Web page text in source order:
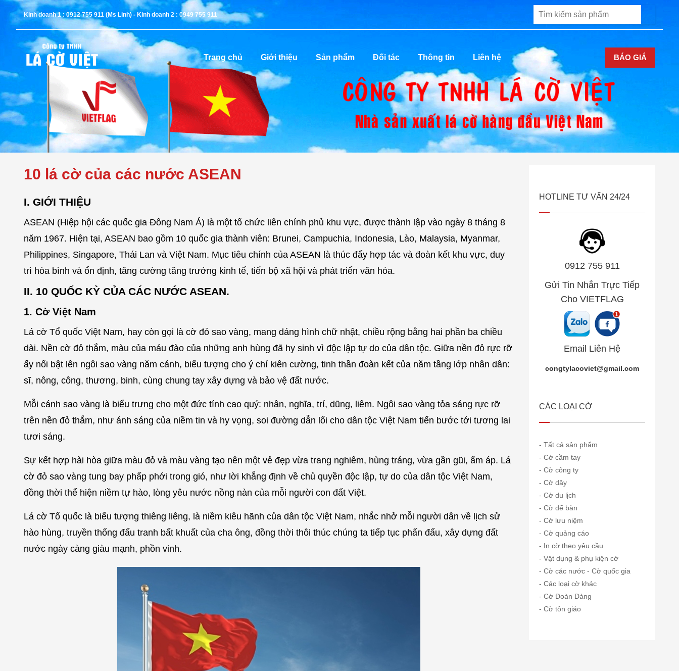
Kinh doanh 1 : 0912 755 911 (Ms Linh) - Kinh doanh 2 : 0949 755 911
Trang chủ Giới thiệu Sản phẩm Đối tác Thông tin Liên hệ BÁO GIÁ
10 lá cờ của các nước ASEAN
I. GIỚI THIỆU
ASEAN (Hiệp hội các quốc gia Đông Nam Á) là một tổ chức liên chính phủ khu vực, được thành lập vào ngày 8 tháng 8
năm 1967. Hiện tại, ASEAN bao gồm 10 quốc gia thành viên: Brunei, Campuchia, Indonesia, Lào, Malaysia, Myanmar,
Philippines, Singapore, Thái Lan và Việt Nam. Mục tiêu chính của ASEAN là thúc đẩy hợp tác và đoàn kết khu vực, duy
trì hòa bình và ổn định, tăng cường tăng trưởng kinh tế, tiến bộ xã hội và phát triển văn hóa.
II. 10 QUỐC KỲ CỦA CÁC NƯỚC ASEAN.
1. Cờ Việt Nam
Lá cờ Tổ quốc Việt Nam, hay còn gọi là cờ đỏ sao vàng, mang dáng hình chữ nhật, chiều rộng bằng hai phần ba chiều
dài. Nền cờ đỏ thắm, màu của máu đào của những anh hùng đã hy sinh vì độc lập tự do của dân tộc. Giữa nền đỏ rực rỡ
ấy nổi bật lên ngôi sao vàng năm cánh, biểu tượng cho ý chí kiên cường, tinh thần đoàn kết của năm tầng lớp nhân dân:
sĩ, nông, công, thương, binh, cùng chung tay xây dựng và bảo vệ đất nước.
Mỗi cánh sao vàng là biểu trưng cho một đức tính cao quý: nhân, nghĩa, trí, dũng, liêm. Ngôi sao vàng tỏa sáng rực rỡ
trên nền đỏ thắm, như ánh sáng của niềm tin và hy vọng, soi đường dẫn lối cho dân tộc Việt Nam tiến bước tới tương lai
tươi sáng.
Sự kết hợp hài hòa giữa màu đỏ và màu vàng tạo nên một vẻ đẹp vừa trang nghiêm, hùng tráng, vừa gần gũi, ấm áp. Lá
cờ đỏ sao vàng tung bay phấp phới trong gió, như lời khẳng định về chủ quyền độc lập, tự do của dân tộc Việt Nam,
đồng thời thể hiện niềm tự hào, lòng yêu nước nồng nàn của mỗi người con đất Việt.
Lá cờ Tổ quốc là biểu tượng thiêng liêng, là niềm kiêu hãnh của dân tộc Việt Nam, nhắc nhở mỗi người dân về lịch sử
hào hùng, truyền thống đấu tranh bất khuất của cha ông, đồng thời thôi thúc chúng ta tiếp tục phấn đấu, xây dựng đất
nước ngày càng giàu mạnh, phồn vinh.
HOTLINE TƯ VẤN 24/24
0912 755 911
Gửi Tin Nhắn Trực Tiếp
Cho VIETFLAG
Email Liên Hệ
congtylacoviet@gmail.com
CÁC LOẠI CỜ
- Tất cả sản phẩm
- Cờ cầm tay
- Cờ công ty
- Cờ dây
- Cờ du lịch
- Cờ để bàn
- Cờ lưu niệm
- Cờ quảng cáo
- In cờ theo yêu cầu
- Vật dụng & phụ kiện cờ
- Cờ các nước - Cờ quốc gia
- Các loại cờ khác
- Cờ Đoàn Đảng
- Cờ tôn giáo